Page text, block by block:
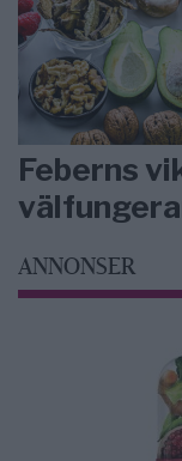
Feberns
ANNONSER